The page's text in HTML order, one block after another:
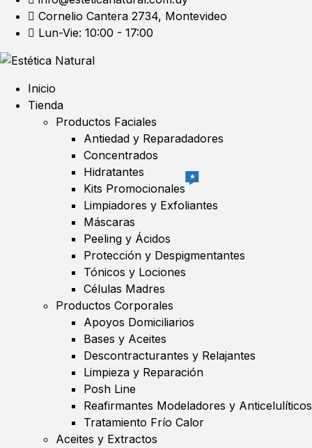
Cornelio Cantera 2734, Montevideo
Lun-Vie: 10:00 - 17:00
Inicio
Tienda
Productos Faciales
Antiedad y Reparadadores
Concentrados
Hidratantes
Kits Promocionales
★
Limpiadores y Exfoliantes
Máscaras
Peeling y Ácidos
Protección y Despigmentantes
Tónicos y Lociones
Células Madres
Productos Corporales
Apoyos Domiciliarios
Bases y Aceites
Descontracturantes y Relajantes
Limpieza y Reparación
Posh Line
Reafirmantes Modeladores y Anticelulíticos
Tratamiento Frío Calor
Aceites y Extractos